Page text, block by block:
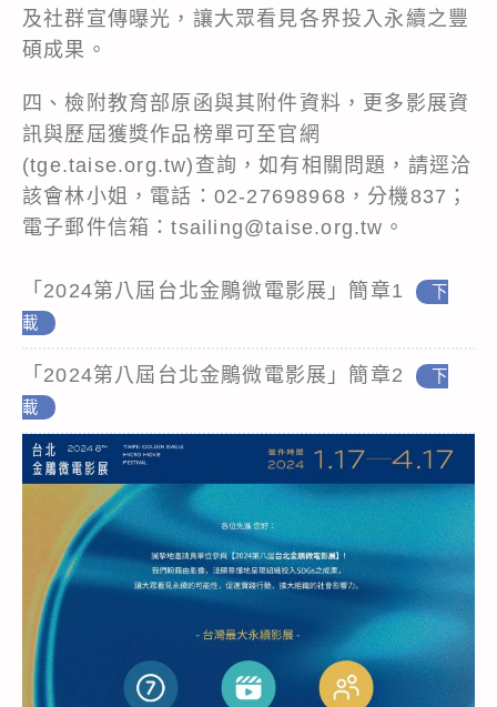
及社群宣傳曝光，讓大眾看見各界投入永續之豐
碩成果。
四、檢附教育部原函與其附件資料，更多影展資
訊與歷屆獲獎作品榜單可至官網
(tge.taise.org.tw)查詢，如有相關問題，請逕洽
該會林小姐，電話：02-27698968，分機837；
電子郵件信箱：tsailing@taise.org.tw。
「2024第八屆台北金鵰微電影展」簡章1
下
載
「2024第八屆台北金鵰微電影展」簡章2
下
載